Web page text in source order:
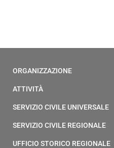
ORGANIZZAZIONE
ATTIVITÀ
SERVIZIO CIVILE UNIVERSALE
SERVIZIO CIVILE REGIONALE
UFFICIO STORICO REGIONALE